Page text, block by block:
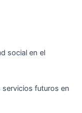
social en el
futuros en